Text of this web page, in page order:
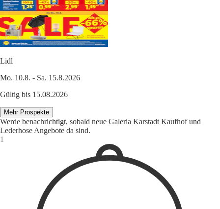
Lidl
Mo. 10.8. - Sa. 15.8.2026
Gültig bis 15.08.2026
Mehr Prospekte
Werde benachrichtigt, sobald neue Galeria Karstadt Kaufhof und
Lederhose Angebote da sind.